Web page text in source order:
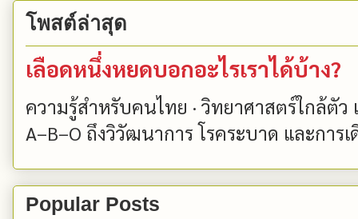
โพสต์ล่าสุด
เลือดหนึ่งหยดบอกอะไรเราได้บ้าง?
ความรู้สำหรับคนไทย · วิทยาศาสตร์ใกล้ตัว
A–B–O ถึงวิวัฒนาการ โรคระบาด และการ
Popular Posts